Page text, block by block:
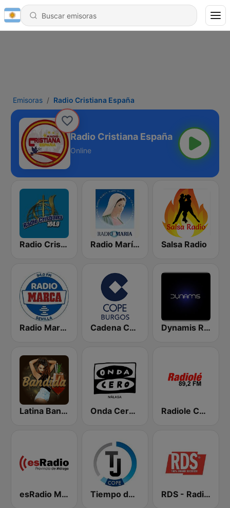
Emisoras Radio Cristiana España
Radio Cristiana España
Online
Radio Cristiana 104.9 FM Radio María España Salsa Radio
Radio Marca Sevilla Cadena COPE Burgos Dynamis Radio
Latina Bandida! Onda Cero Málaga Radiole Costa de la Luz
esRadio Malaga Tiempo de Juego Cope Directo 2 RDS - Radio Dimensione Suono